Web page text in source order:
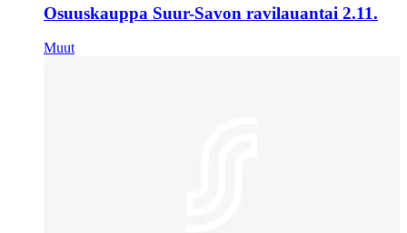
Osuuskauppa Suur-Savon ravilauantai 2.11.
Muut